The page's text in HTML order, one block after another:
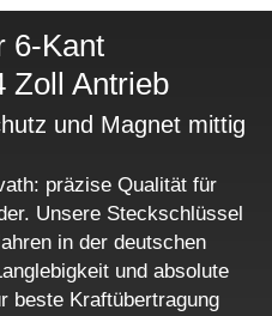
6-Kant
Zoll Antrieb
und Magnet mittig
präzise Qualität für
Unsere Steckschlüssel
in der deutschen
und absolute
beste Kraftübertragung